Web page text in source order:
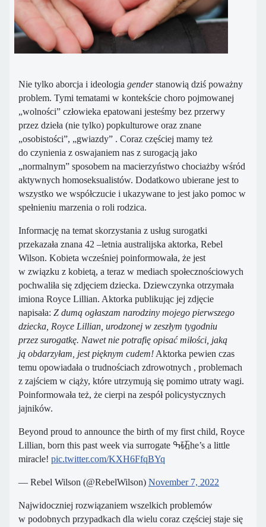
Nie tylko aborcja i ideologia genderstanowią dziś poważny
problem. Tymi tematami w kontekście choro pojmowanej
„wolności” człowieka epatowani jesteśmy bez przerwy
przez dzieła (nie tylko) popkulturowe oraz znane
„osobistości”, „gwiazdy” . Coraz częściej mamy też
do czynienia z oswajaniem nas z surogacją jako
„normalnym” sposobem na macierzyństwo chociażby wśród
aktywnych homoseksualistów. Dodatkowo ubierane jest to
wszystko we współczucie i ukazywane to jest jako pomoc w
spełnieniu marzenia o roli rodzica.
Informację na temat skorzystania z usług surogatki
przekazała znana 42 –letnia australijska aktorka, Rebel
Wilson. Kobieta wcześniej poinformowała, że jest
w związku z kobietą, a teraz w mediach społecznościowych
pochwaliła się zdjęciem dziecka. Dziewczynka otrzymała
imiona Royce Lillian. Aktorka publikując jej zdjęcie
napisała: Z dumą ogłaszam narodziny mojego pierwszego
dziecka, Royce Lillian, urodzonej w zeszłym tygodniu
przez surogatkę. Nawet nie potrafię opisać miłości, jaką
ją obdarzyłam, jest pięknym cudem! Aktorka pewien czas
temu opowiadała o trudnościach zdrowotnych , problemach
z zajściem w ciąży, które utrzymują się pomimo utraty wagi.
Poinformowała też, że cierpi na zespół policystycznych
jajników.
Beyond proud to announce the birth of my first child, Royce
Lillian, born this past week via surrogate ߒ砳he’s a little
miracle! pic.twitter.com/KXH6FfqBYq
— Rebel Wilson (@RebelWilson) November 7, 2022
Najwidoczniej rozwiązaniem wszelkich problemów
w podobnych przypadkach dla wielu coraz częściej staje się